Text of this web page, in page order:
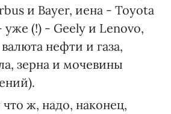
и Bayer, иена - Toyota
(!) - Geely и Lenovo,
нефти и газа,
зерна и мочевины
ж, надо, наконец,